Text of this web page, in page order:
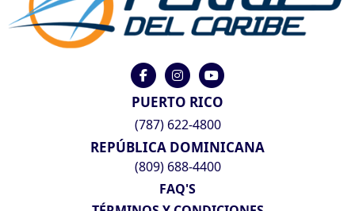
PUERTO RICO
(787) 622-4800
REPÚBLICA DOMINICANA
(809) 688-4400
FAQ'S